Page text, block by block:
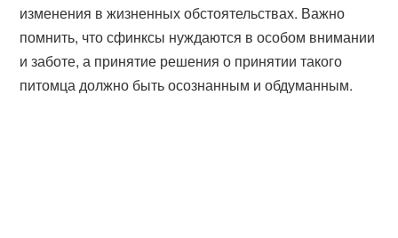
изменения в жизненных обстоятельствах. Важно
помнить, что сфинксы нуждаются в особом внимании
и заботе, а принятие решения о принятии такого
питомца должно быть осознанным и обдуманным.